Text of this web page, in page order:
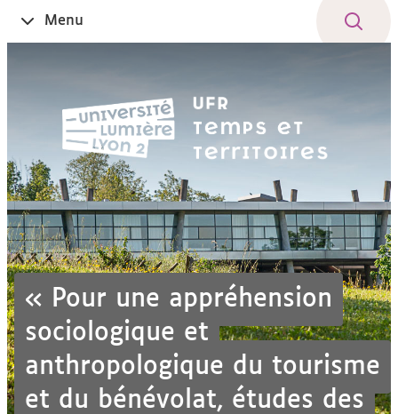
Ouvrir
le
Menu
« Pour une appréhension
sociologique et
anthropologique du tourisme
et du bénévolat, études des